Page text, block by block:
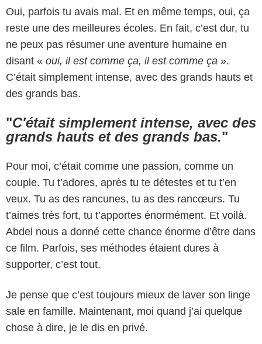
Oui, parfois tu avais mal. Et en même temps, oui, ça
reste une des meilleures écoles. En fait, c’est dur, tu
ne peux pas résumer une aventure humaine en
disant « oui, il est comme ça, il est comme ça ».
C’était simplement intense, avec des grands hauts et
des grands bas.
"C'était simplement intense, avec des
grands hauts et des grands bas."
Pour moi, c’était comme une passion, comme un
couple. Tu t’adores, après tu te détestes et tu t’en
veux. Tu as des rancunes, tu as des rancœurs. Tu
t’aimes très fort, tu t’apportes énormément. Et voilà.
Abdel nous a donné cette chance énorme d’être dans
ce film. Parfois, ses méthodes étaient dures à
supporter, c’est tout.
Je pense que c’est toujours mieux de laver son linge
sale en famille. Maintenant, moi quand j’ai quelque
chose à dire, je le dis en privé.